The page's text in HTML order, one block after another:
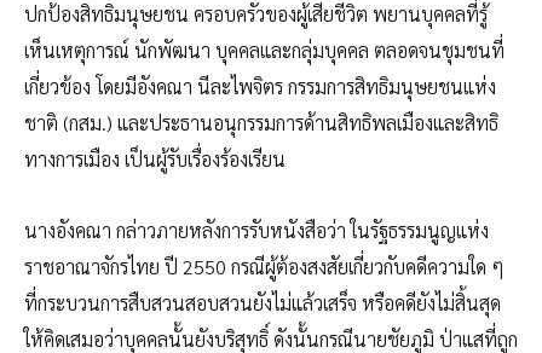
ปกป้องสิทธิมนุษยชน ครอบครัวของผู้เสียชีวิต พยานบุคคลที่รู้
เห็นเหตุการณ์ นักพัฒนา บุคคลและกลุ่มบุคคล ตลอดจนชุมชนที่
เกี่ยวข้อง โดยมีอังคณา นีละไพจิตร กรรมการสิทธิมนุษยชนแห่ง
ชาติ (กสม.) และประธานอนุกรรมการด้านสิทธิพลเมืองและสิทธิ
ทางการเมือง เป็นผู้รับเรื่องร้องเรียน
นางอังคณา กล่าวภายหลังการรับหนังสือว่า ในรัฐธรรมนูญแห่ง
ราชอาณาจักรไทย ปี 2550 กรณีผู้ต้องสงสัยเกี่ยวกับคดีความใด ๆ
ที่กระบวนการสืบสวนสอบสวนยังไม่แล้วเสร็จ หรือคดียังไม่สิ้นสุด
ให้คิดเสมอว่าบุคคลนั้นยังบริสุทธิ์ ดังนั้นกรณีนายชัยภูมิ ป่าแสที่ถูก